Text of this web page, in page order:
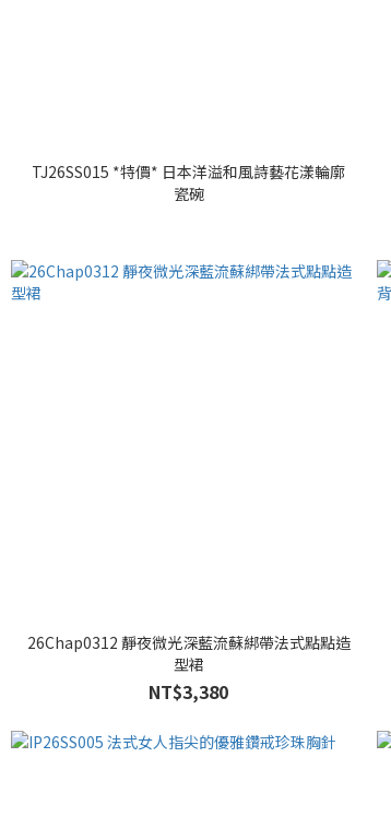
TJ26SS015 *特價* 日本洋溢和風詩藝花漾輪廓
瓷碗
26Chap0312 靜夜微光深藍流蘇綁帶法式點點造
型裙
NT$3,380